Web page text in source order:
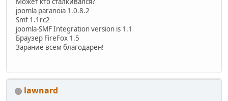
joomla paranoia 1.0.8.2
Smf 1.1rc2
joomla-SMF Integration version is 1.1
Браузер FireFox 1.5
Зарание всем благодарен!
lawnard